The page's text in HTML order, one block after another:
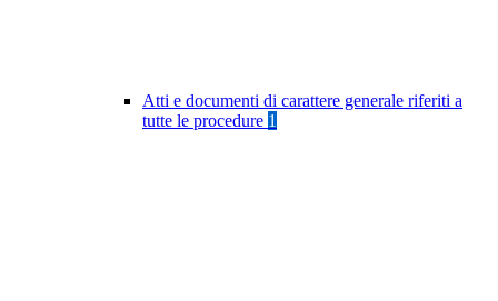
Atti e documenti di carattere generale riferiti a
tutte le procedure 1